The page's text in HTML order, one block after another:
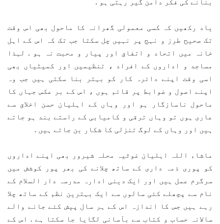
یاد رکھیں کہ کسی معمولی گھرانہ کا ماحول بھی اس وقت
تک صحیح طرز و نہج پر نہیں چل سکتا جب تک کہ اس کے اہل
خانہ میں اتحاد و اتفاق اور پیار و محبت نہ ہو . لہذا
مساجد و اداروں کے افراد ، تنظیمیں اور کمیٹیاں بھی
اسی وقت اپنے دائرہ کار کو بہتر بنا سکتی ہیں جب وہ
اپنے اصول و ضوابط پر قائم ہوں ، اس کے بر عکس جہاں کا
ماحول ناسازگار ہو اور وہاں کے اہلیان حسن اخلاق سے
عاری ہوں تو وہاں ترقی و کامیابی کے راستے بند ہو جاتے
ہیں اور وہاں کے لوگ تنزلی کا شکار بن جاتے ہیں .
ماشاء اللہ اہلیان غوثیہ محلہ شیرور بھی اپنے اداروں
کو پوری ذمہ داری کے ساتھ چلانے کی بھر پور کوشش میں
سرگرم عمل ہیں اور ایک دینی ادارہ مدرسہ دار السلام کے
نام سے پچھلے کئی سالوں سے ایک بہترین نظم کے ساتھ چلا
رہے ہیں جس کا اندازہ اس کے ہر سال پیش کئے جانے والے
سالانہ حساب و کتاب سے بآسانی لگایا جا سکتا ہے . اس کے